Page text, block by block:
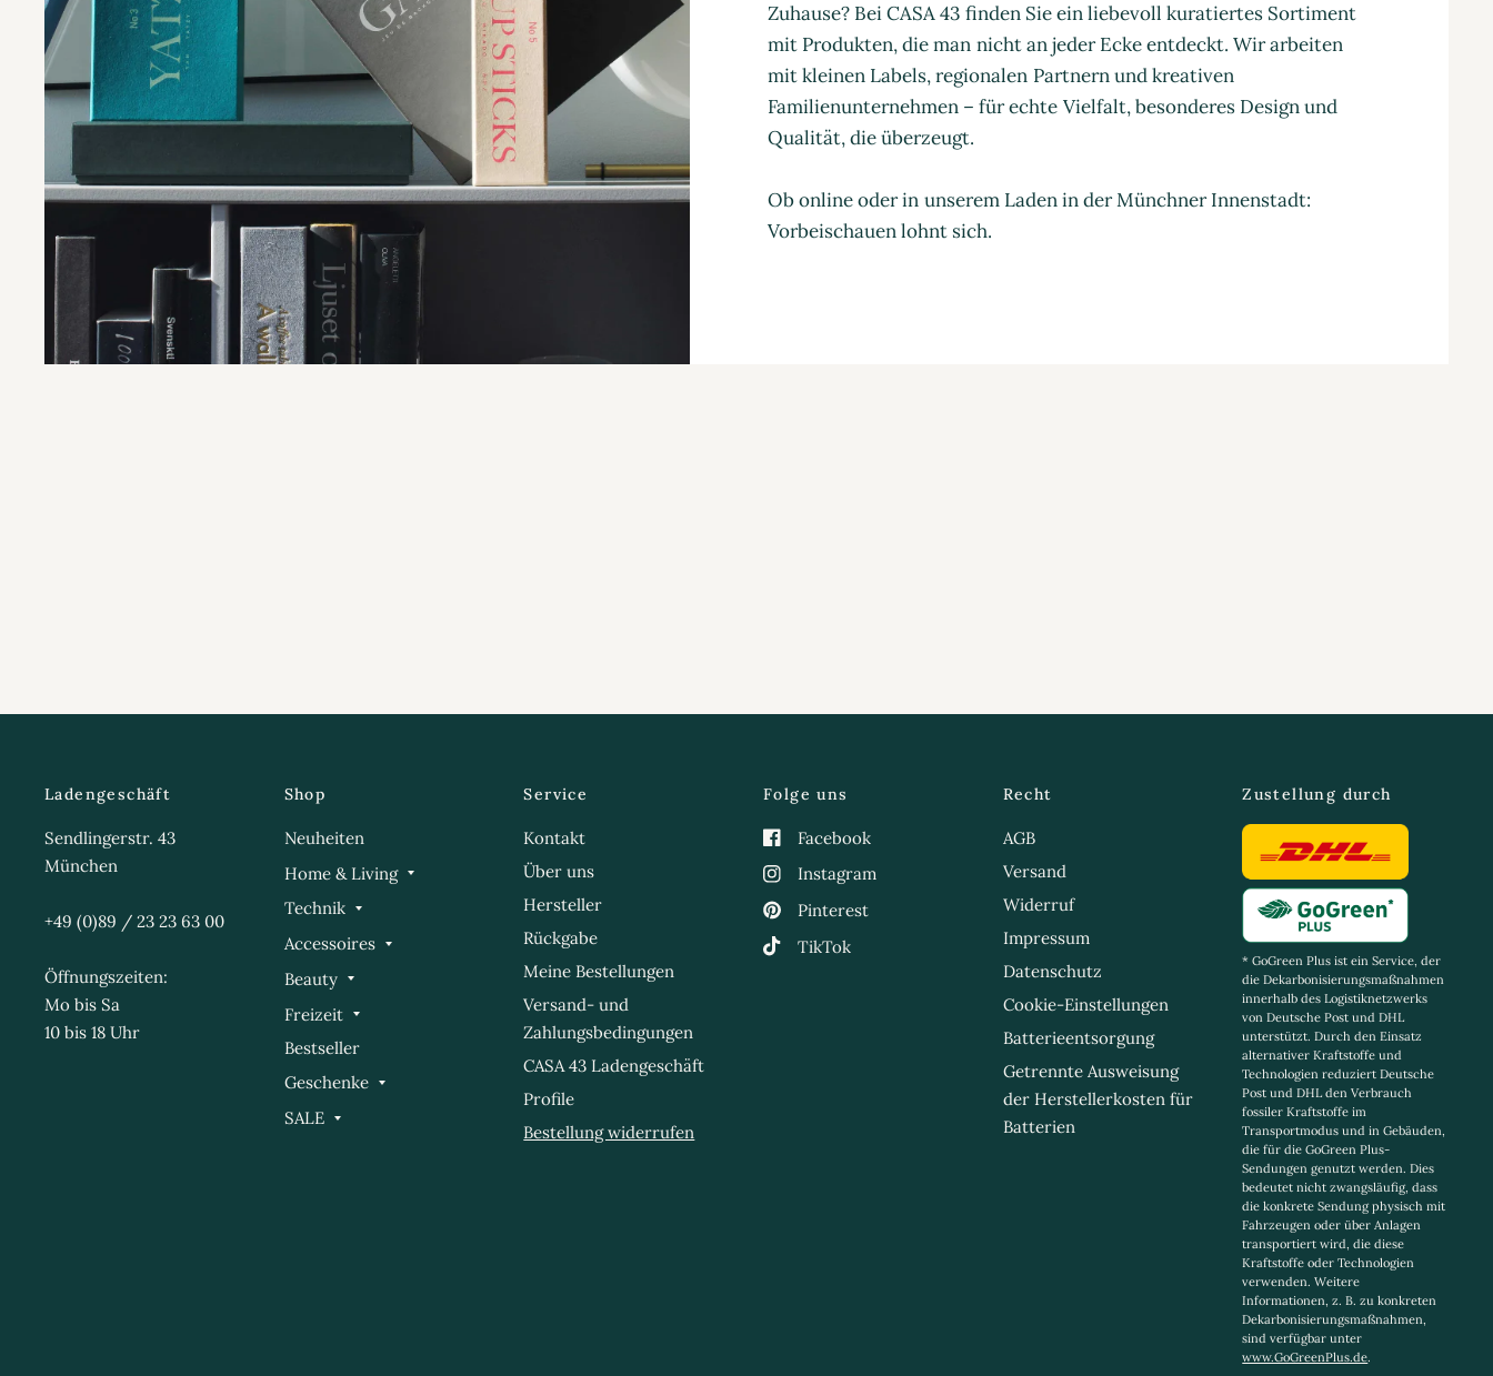
Zuhause? Bei CASA 43 finden Sie ein liebevoll kuratiertes Sortiment
mit Produkten, die man nicht an jeder Ecke entdeckt. Wir arbeiten
mit kleinen Labels, regionalen Partnern und kreativen
Familienunternehmen – für echte Vielfalt, besonderes Design und
Qualität, die überzeugt.
Ob online oder in unserem Laden in der Münchner Innenstadt:
Vorbeischauen lohnt sich.
Ladengeschäft
Sendlingerstr. 43
München
+49 (0)89 / 23 23 63 00
Öffnungszeiten:
Mo bis Sa
10 bis 18 Uhr
Shop
Neuheiten
Home & Living
Technik
Accessoires
Beauty
Freizeit
Bestseller
Geschenke
SALE
Service
Kontakt
Über uns
Hersteller
Rückgabe
Meine Bestellungen
Versand- und
Zahlungsbedingungen
CASA 43 Ladengeschäft
Profile
Bestellung widerrufen
Folge uns
Facebook
Instagram
Pinterest
TikTok
Recht
AGB
Versand
Widerruf
Impressum
Datenschutz
Cookie-Einstellungen
Batterieentsorgung
Getrennte Ausweisung
der Herstellerkosten für
Batterien
Zustellung durch
* GoGreen Plus ist ein Service, der
die Dekarbonisierungsmaßnahmen
innerhalb des Logistiknetzwerks
von Deutsche Post und DHL
unterstützt. Durch den Einsatz
alternativer Kraftstoffe und
Technologien reduziert Deutsche
Post und DHL den Verbrauch
fossiler Kraftstoffe im
Transportmodus und in Gebäuden,
die für die GoGreen Plus-
Sendungen genutzt werden. Dies
bedeutet nicht zwangsläufig, dass
die konkrete Sendung physisch mit
Fahrzeugen oder über Anlagen
transportiert wird, die diese
Kraftstoffe oder Technologien
verwenden. Weitere
Informationen, z. B. zu konkreten
Dekarbonisierungsmaßnahmen,
sind verfügbar unter
www.GoGreenPlus.de.